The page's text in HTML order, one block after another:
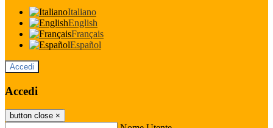
Italiano
English
Français
Español
Accedi
Accedi
button close ×